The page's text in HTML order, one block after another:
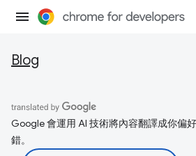
Blog
Google 會運用 AI 技術將內容翻譯成你偏
錯。